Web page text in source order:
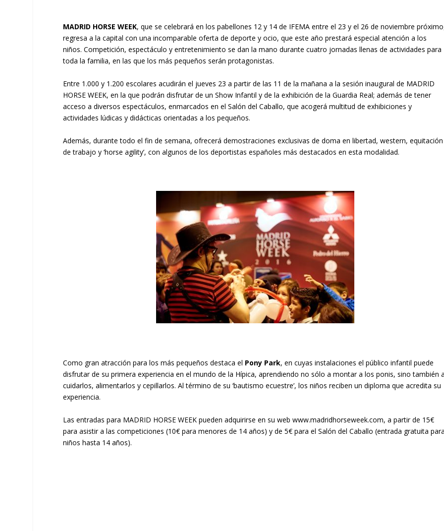
MADRID HORSE WEEK, que se celebrará en los pabellones 12 y 14 de IFEMA entre el 23 y el 26 de noviembre
regresa a la capital con una incomparable oferta de deporte y ocio, que este año prestará especial atención a los
niños. Competición, espectáculo y entretenimiento se dan la mano durante cuatro jornadas llenas de actividades para
toda la familia, en las que los más pequeños serán protagonistas.
Entre 1.000 y 1.200 escolares acudirán el jueves 23 a partir de las 11 de la mañana a la sesión inaugural de MADRID
HORSE WEEK, en la que podrán disfrutar de un Show Infantil y de la exhibición de la Guardia Real; además de tener
acceso a diversos espectáculos, enmarcados en el Salón del Caballo, que acogerá multitud de exhibiciones y
actividades lúdicas y didácticas orientadas a los pequeños.
Además, durante todo el fin de semana, ofrecerá demostraciones exclusivas de doma en libertad, western, equitación
de trabajo y ‘horse agility’, con algunos de los deportistas españoles más destacados en esta modalidad.
Como gran atracción para los más pequeños destaca el Pony Park, en cuyas instalaciones el público infantil puede
disfrutar de su primera experiencia en el mundo de la Hípica, aprendiendo no sólo a montar a los ponis, sino también
cuidarlos, alimentarlos y cepillarlos. Al término de su ‘bautismo ecuestre’, los niños reciben un diploma que acredita su
experiencia.
Las entradas para MADRID HORSE WEEK pueden adquirirse en su webwww.madridhorseweek.com, a partir de 15€
para asistir a las competiciones (10€ para menores de 14 años) y de 5€ para el Salón del Caballo (entrada gratuita
niños hasta 14 años).